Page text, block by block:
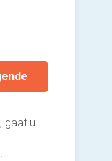
gaat u